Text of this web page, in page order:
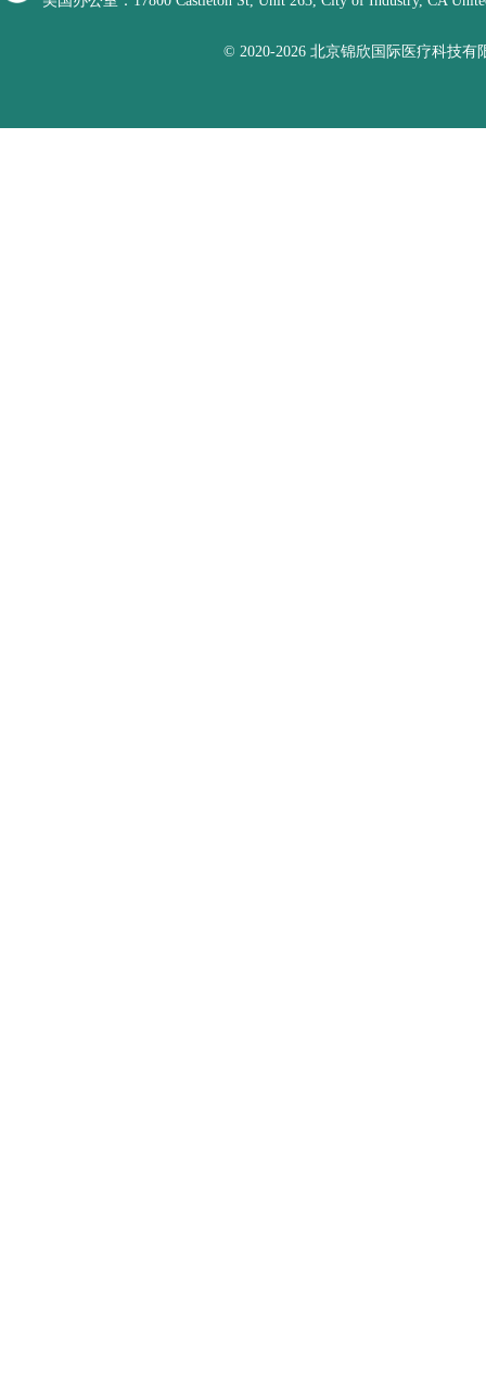
© 2020-2026 北京锦欣国际医疗科